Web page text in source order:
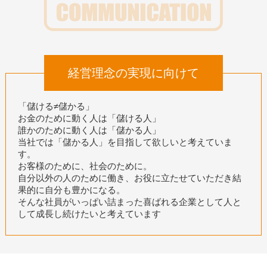
経営理念の実現に向けて
「儲ける≠儲かる」
お金のために動く人は「儲ける人」
誰かのために動く人は「儲かる人」
当社では「儲かる人」を目指して欲しいと考えていま
す。
お客様のために、社会のために。
自分以外の人のために働き、お役に立たせていただき結
果的に自分も豊かになる。
そんな社員がいっぱい詰まった喜ばれる企業として人と
して成長し続けたいと考えています